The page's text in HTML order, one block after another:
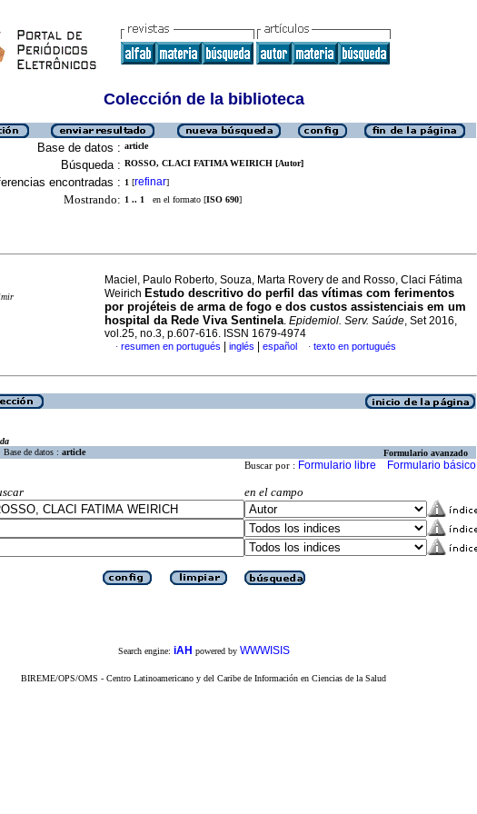
Colección de la biblioteca
Base de datos : article
Búsqueda : ROSSO, CLACI FATIMA WEIRICH [Autor]
encontradas : 1 [refinar]
Mostrando: 1 .. 1 en el formato [ISO 690]
Maciel, Paulo Roberto, Souza, Marta Rovery de and Rosso, Claci Fátima
Weirich Estudo descritivo do perfil das vítimas com ferimentos
por projéteis de arma de fogo e dos custos assistenciais em um
hospital da Rede Viva Sentinela. Epidemiol. Serv. Saúde, Set 2016,
vol.25, no.3, p.607-616. ISSN 1679-4974
· resumen en portugués inglés español · texto en portugués
Base de datos : article Formulario avanzado
Buscar por : Formulario libre Formulario básico
en el campo
Search engine: iAH powered by WWWISIS
BIREME/OPS/OMS - Centro Latinoamericano y del Caribe de Información en Ciencias de la Salud